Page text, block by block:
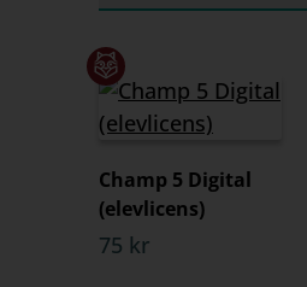
Champ 5 Digital
(elevlicens)
75 kr